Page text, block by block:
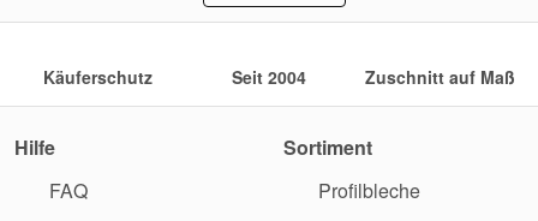
Käuferschutz Seit 2004 Zuschnitt auf Maß
Hilfe
FAQ
Sortiment
Profilbleche